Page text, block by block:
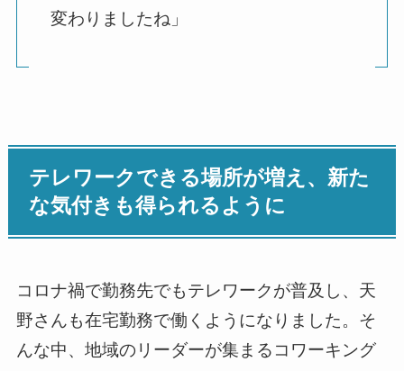
変わりましたね」
テレワークできる場所が増え、新た
な気付きも得られるように
コロナ禍で勤務先でもテレワークが普及し、天
野さんも在宅勤務で働くようになりました。そ
んな中、地域のリーダーが集まるコワーキング